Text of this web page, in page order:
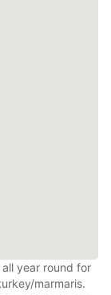
all year round for
marmaris.